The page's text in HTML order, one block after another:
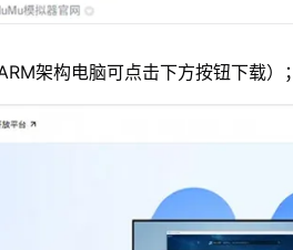
架构电脑可点击下方按钮下载）；